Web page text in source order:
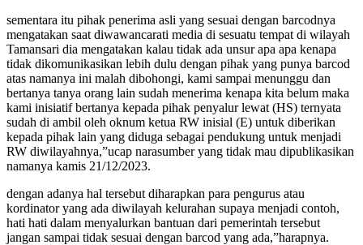
sementara itu pihak penerima asli yang sesuai dengan barcodnya
mengatakan saat diwawancarati media di sesuatu tempat di wilayah
Tamansari dia mengatakan kalau tidak ada unsur apa apa kenapa
tidak dikomunikasikan lebih dulu dengan pihak yang punya barcod
atas namanya ini malah dibohongi, kami sampai menunggu dan
bertanya tanya orang lain sudah menerima kenapa kita belum maka
kami inisiatif bertanya kepada pihak penyalur lewat (HS) ternyata
sudah di ambil oleh oknum ketua RW inisial (E) untuk diberikan
kepada pihak lain yang diduga sebagai pendukung untuk menjadi
RW diwilayahnya,”ucap narasumber yang tidak mau dipublikasikan
namanya kamis 21/12/2023.
dengan adanya hal tersebut diharapkan para pengurus atau
kordinator yang ada diwilayah kelurahan supaya menjadi contoh,
hati hati dalam menyalurkan bantuan dari pemerintah tersebut
jangan sampai tidak sesuai dengan barcod yang ada,”harapnya.